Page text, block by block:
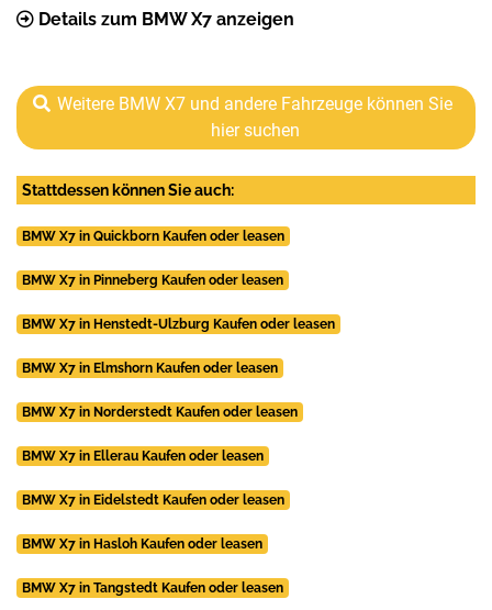
Details zum BMW X7 anzeigen
Weitere BMW X7 und andere Fahrzeuge können Sie
hier suchen
Stattdessen können Sie auch:
BMW X7 in Quickborn Kaufen oder leasen
BMW X7 in Pinneberg Kaufen oder leasen
BMW X7 in Henstedt-Ulzburg Kaufen oder leasen
BMW X7 in Elmshorn Kaufen oder leasen
BMW X7 in Norderstedt Kaufen oder leasen
BMW X7 in Ellerau Kaufen oder leasen
BMW X7 in Eidelstedt Kaufen oder leasen
BMW X7 in Hasloh Kaufen oder leasen
BMW X7 in Tangstedt Kaufen oder leasen